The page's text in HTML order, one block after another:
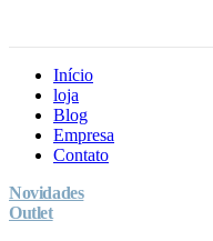
Início
loja
Blog
Empresa
Contato
Novidades
Outlet